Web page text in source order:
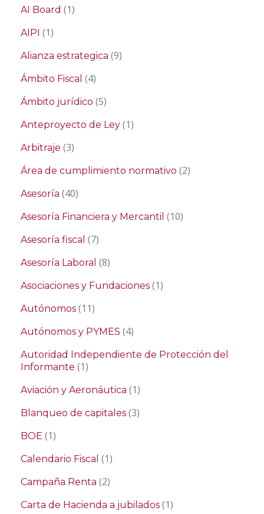
AI Board (1)
AIPI (1)
Alianza estrategica (9)
Ámbito Fiscal (4)
Ámbito jurídico (5)
Anteproyecto de Ley (1)
Arbitraje (3)
Área de cumplimiento normativo (2)
Asesoría (40)
Asesoría Financiera y Mercantil (10)
Asesoría fiscal (7)
Asesoría Laboral (8)
Asociaciones y Fundaciones (1)
Autónomos (11)
Autónomos y PYMES (4)
Autoridad Independiente de Protección del
Informante (1)
Aviación y Aeronáutica (1)
Blanqueo de capitales (3)
BOE (1)
Calendario Fiscal (1)
Campaña Renta (2)
Carta de Hacienda a jubilados (1)